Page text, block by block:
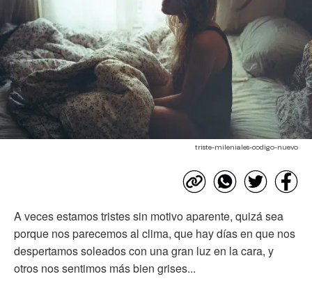
triste-mileniales-codigo-nuevo
A veces estamos tristes sin motivo aparente, quizá sea
porque nos parecemos al clima, que hay días en que nos
despertamos soleados con una gran luz en la cara, y
otros nos sentimos más bien grises...